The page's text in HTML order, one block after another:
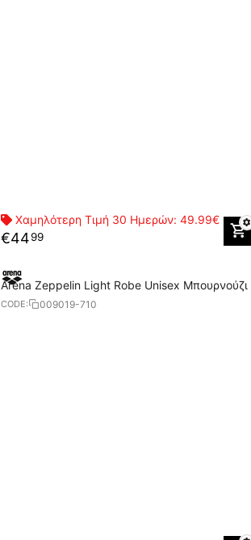
Χαμηλότερη Τιμή 30 Ημερών:49.99€
€4499
Arena Zeppelin Light Robe Unisex Μπουρνούζι
CODE: 009019-710